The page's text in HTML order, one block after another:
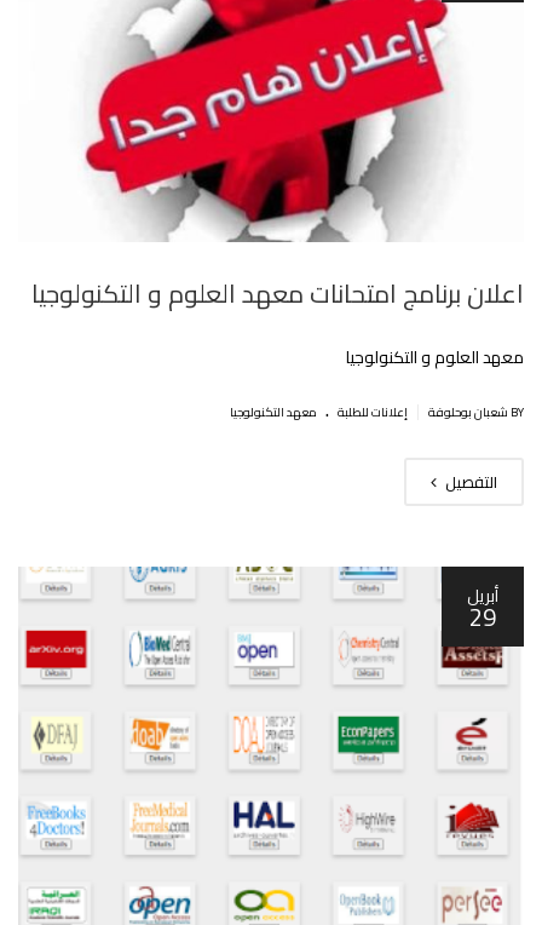
اعلان برنامج امتحانات معهد العلوم و التكنولوجيا
معهد العلوم و التكنولوجيا
BY شعبان بوحلوفة إعلانات للطلبة . معهد التكنولوجيا
التفصيل
أبريل
29